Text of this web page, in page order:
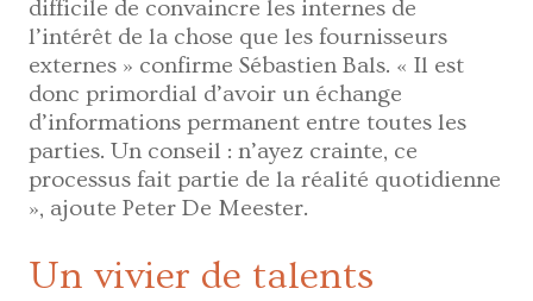
difficile de convaincre les internes de
l’intérêt de la chose que les fournisseurs
externes » confirme Sébastien Bals. « Il est
donc primordial d’avoir un échange
d’informations permanent entre toutes les
parties. Un conseil : n’ayez crainte, ce
processus fait partie de la réalité quotidienne
», ajoute Peter De Meester.
Un vivier de talents